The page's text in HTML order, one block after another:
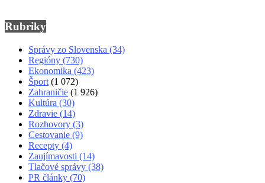
Rubriky
Správy zo Slovenska (34)
Regióny (730)
Ekonomika (423)
Šport (1 072)
Zahraničie (1 926)
Kultúra (30)
Zdravie (14)
Rozhovory (3)
Cestovanie (9)
Recepty (4)
Zaujímavosti (14)
Tlačové správy (38)
PR články (70)